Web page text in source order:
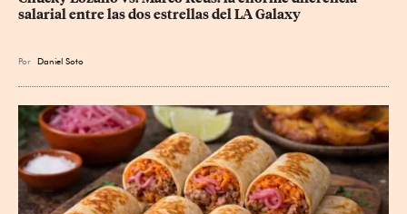
salarial entre las dos estrellas del LA Galaxy
Por Daniel Soto